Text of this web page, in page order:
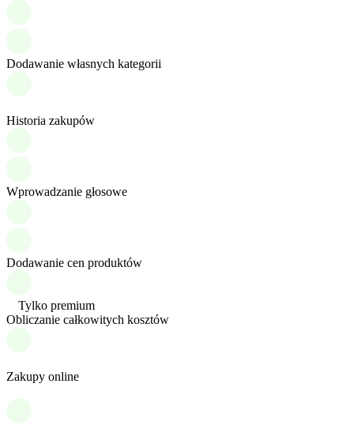
Dodawanie własnych kategorii
Historia zakupów
Wprowadzanie głosowe
Dodawanie cen produktów
Tylko premium
Obliczanie całkowitych kosztów
Zakupy online